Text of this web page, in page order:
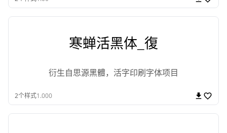
寒蝉活黑体_復
衍生自思源黑體，活字印刷字体项目
2个样式1.000